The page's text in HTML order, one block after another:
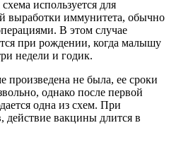
используется для
выработки иммунитета, обычно
В этом случае
при рождении, когда малышу
недели и годик.
произведена не была, ее сроки
однако после первой
одна из схем. При
действие вакцины длится в